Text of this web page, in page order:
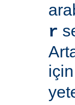
r
için